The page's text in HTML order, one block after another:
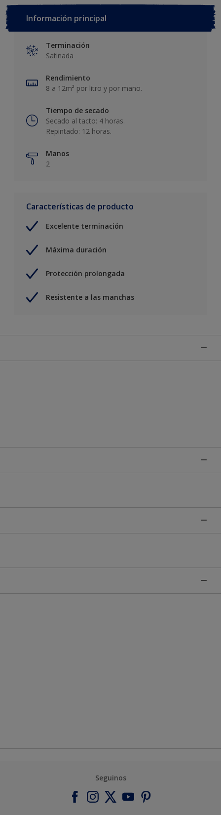
Información principal
Terminación
Satinada
Rendimiento
8 a 12m² por litro y por mano.
Tiempo de secado
Secado al tacto: 4 horas.
Repintado: 12 horas.
Manos
2
Características de producto
Excelente terminación
Máxima duración
Protección prolongada
Resistente a las manchas
Seguinos